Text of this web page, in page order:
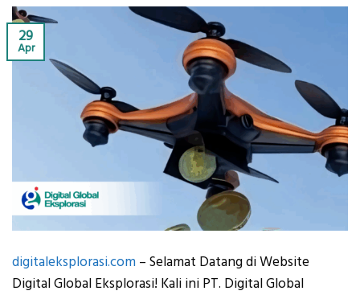
29
Apr
digitaleksplorasi.com – Selamat Datang di Website
Digital Global Eksplorasi! Kali ini PT. Digital Global